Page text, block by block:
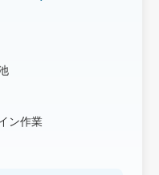
ン作業